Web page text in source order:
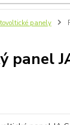
panely
panel